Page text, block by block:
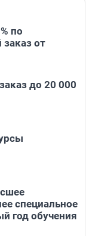
по
от
до 20 000
специальное
год обучения